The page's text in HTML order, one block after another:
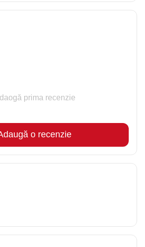
prima recenzie
o recenzie